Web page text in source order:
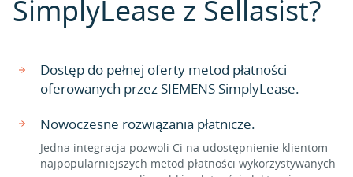
SimplyLease z Sellasist?
Dostęp do pełnej oferty metod płatności
oferowanych przez SIEMENS SimplyLease.
Nowoczesne rozwiązania płatnicze.
Jedna integracja pozwoli Ci na udostępnienie klientom
najpopularniejszych metod płatności wykorzystywanych